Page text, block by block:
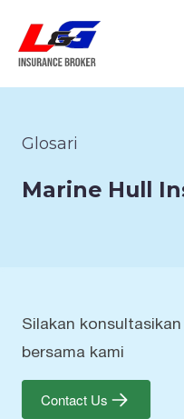
Glosari
Marine Hull
Silakan
bersama kami
Contact Us